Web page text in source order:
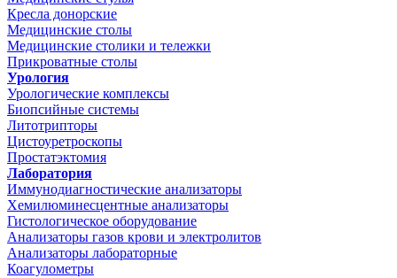
Кресла донорские
Медицинские столы
Медицинские столики и тележки
Прикроватные столы
Урология
Урологические комплексы
Биопсийные системы
Литотрипторы
Цистоуретроскопы
Простатэктомия
Лаборатория
Иммунодиагностические анализаторы
Хемилюминесцентные анализаторы
Гистологическое оборудование
Анализаторы газов крови и электролитов
Анализаторы лабораторные
Коагулометры